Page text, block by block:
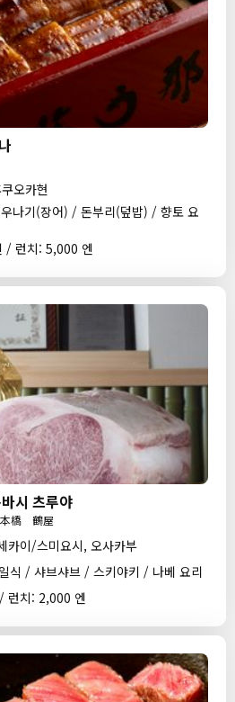
오카현
나기(장어) / 돈부리(덮밥) / 향토 요
/ 런치: 5,000 엔
시 츠루야
橋 鶴屋
카이/스미요시, 오사카부
식 / 샤브샤브 / 스키야키 / 나베 요리
런치: 2,000 엔